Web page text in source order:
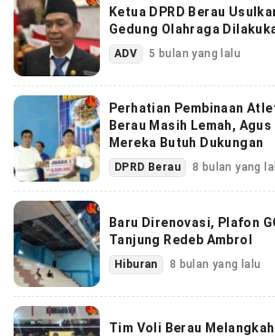
Ketua DPRD Berau
Gedung Olahraga
ADV 5 bulan yang lalu
Perhatian Pembinaan
Berau Masih Lemah,
Mereka Butuh Dukungan
DPRD Berau 8 bulan yang
Baru Direnovasi, Plafon
Tanjung Redeb Ambrol
Hiburan 8 bulan yang lalu
Tim Voli Berau